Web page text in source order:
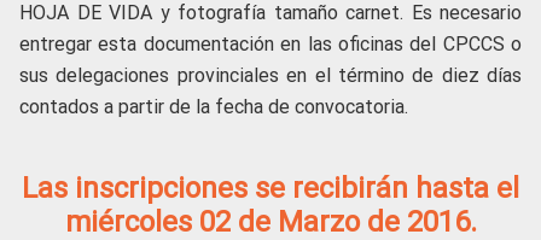
HOJA DE VIDA y fotografía tamaño carnet. Es necesario
entregar esta documentación en las oficinas del CPCCS o
sus delegaciones provinciales en el término de diez días
contados a partir de la fecha de convocatoria.
Las inscripciones se recibirán hasta el
miércoles 02 de Marzo de 2016.